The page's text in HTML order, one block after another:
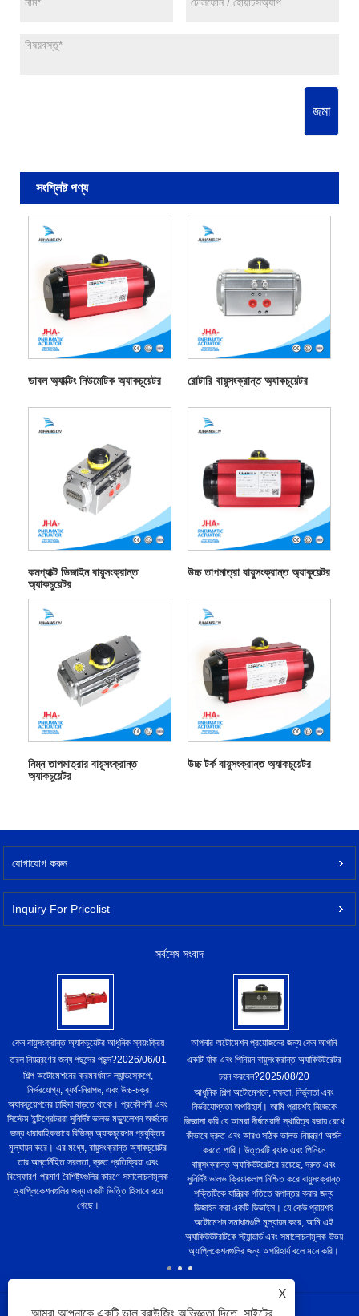
জমা
সংশ্লিষ্ট পণ্য
ডাবল অ্যাক্টিং নিউমেটিক অ্যাকচুয়েটর রোটারি বায়ুসংক্রান্ত অ্যাকচুয়েটর
কমপ্যাক্ট ডিজাইন বায়ুসংক্রান্ত
অ্যাকচুয়েটর
উচ্চ তাপমাত্রা বায়ুসংক্রান্ত অ্যাকুয়েটর
নিম্ন তাপমাত্রার বায়ুসংক্রান্ত
অ্যাকচুয়েটর
উচ্চ টর্ক বায়ুসংক্রান্ত অ্যাকচুয়েটর
যোগাযোগ করুন
Inquiry For Pricelist
সর্বশেষ সংবাদ
কেন বায়ুসংক্রান্ত অ্যাকচুয়েটর আধুনিক স্বয়ংক্রিয়
তরল নিয়ন্ত্রণের জন্য পছন্দের পছন্দ?2026/06/01
শিল্প অটোমেশনের ক্রমবর্ধমান ল্যান্ডস্কেপে,
নির্ভরযোগ্য, ব্যর্থ-নিরাপদ, এবং উচ্চ-চক্র
অ্যাকচুয়েশনের চাহিদা বাড়তে থাকে। প্রকৌশলী এবং
সিস্টেম ইন্টিগ্রেটররা সুনির্দিষ্ট ভালভ মড্যুলেশন অর্জনের
জন্য ধারাবাহিকভাবে বিভিন্ন অ্যাকচুয়েশন প্রযুক্তির
মূল্যায়ন করে। এর মধ্যে, বায়ুসংক্রান্ত অ্যাকচুয়েটর
তার অন্তর্নিহিত সরলতা, দ্রুত প্রতিক্রিয়া এবং
বিস্ফোরণ-প্রমাণ বৈশিষ্ট্যগুলির কারণে সমালোচনামূলক
অ্যাপ্লিকেশনগুলির জন্য একটি ভিত্তি হিসাবে রয়ে
গেছে।
আপনার অটোমেশন প্রয়োজনের জন্য কেন আপনি
একটি র্যাক এবং পিনিয়ন বায়ুসংক্রান্ত অ্যাকিউটরেটর
চয়ন করবেন?2025/08/20
আধুনিক শিল্প অটোমেশনে, দক্ষতা, নির্ভুলতা এবং
নির্ভরযোগ্যতা অপরিহার্য। আমি প্রায়শই নিজেকে
জিজ্ঞাসা করি যে আমরা দীর্ঘমেয়াদী স্থায়িত্ব বজায় রেখে
কীভাবে দ্রুত এবং আরও সঠিক ভালভ নিয়ন্ত্রণ অর্জন
করতে পারি। উত্তরটি র‌্যাক এবং পিনিয়ন
বায়ুসংক্রান্ত অ্যাকিউটরেটরে রয়েছে, দ্রুত এবং
সুনির্দিষ্ট ভালভ ক্রিয়াকলাপ নিশ্চিত করে বায়ুসংক্রান্ত
শক্তিটিকে যান্ত্রিক গতিতে রূপান্তর করার জন্য
ডিজাইন করা একটি ডিভাইস। যে কেউ প্রায়শই
অটোমেশন সমাধানগুলি মূল্যায়ন করে, আমি এই
অ্যাকিউউটরটিকে স্ট্যান্ডার্ড এবং সমালোচনামূলক উভয়
অ্যাপ্লিকেশনগুলির জন্য অপরিহার্য বলে মনে করি।
X
আমরা আপনাকে একটি ভাল ব্রাউজিং অভিজ্ঞতা দিতে, সাইটের